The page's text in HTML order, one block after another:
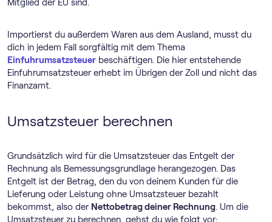
Mitglied der EU sind.
Importierst du außerdem Waren aus dem Ausland, musst du
dich in jedem Fall sorgfältig mit dem Thema
Einfuhrumsatzsteuer beschäftigen. Die hier entstehende
Einfuhrumsatzsteuer erhebt im Übrigen der Zoll und nicht das
Finanzamt.
Umsatzsteuer berechnen
Grundsätzlich wird für die Umsatzsteuer das Entgelt der
Rechnung als Bemessungsgrundlage herangezogen. Das
Entgelt ist der Betrag, den du von deinem Kunden für die
Lieferung oder Leistung ohne Umsatzsteuer bezahlt
bekommst, also der Nettobetrag deiner Rechnung. Um die
Umsatzsteuer zu berechnen, gehst du wie folgt vor: